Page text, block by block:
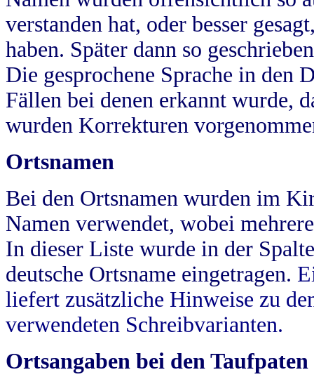
verstanden hat, oder besser
haben. Später dann so
Die gesprochene Sprache in
Fällen bei denen erkannt wurde,
wurden Korrekturen
Ortsnamen
Bei den Ortsnamen wurden im
Namen verwendet, wobei
In dieser Liste wurde in der
deutsche Ortsname eingetragen.
liefert zusätzliche Hinweise zu
verwendeten Schreibvarianten.
Ortsangaben bei den Taufpaten